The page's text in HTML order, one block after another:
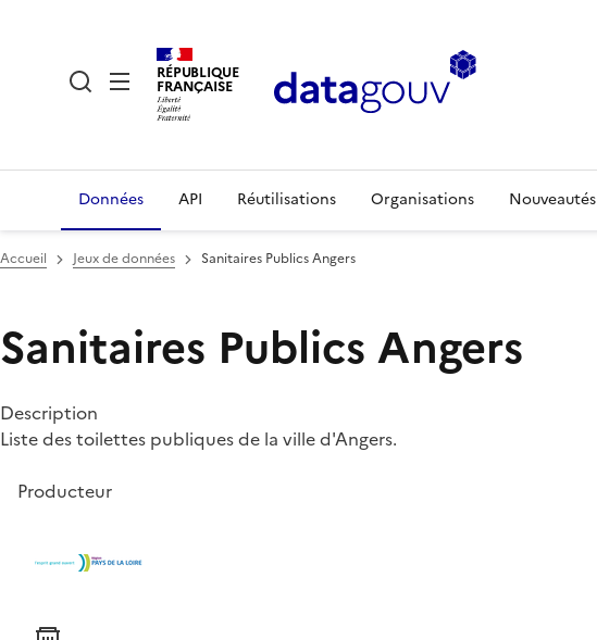
RÉPUBLIQUE
FRANÇAISE
Données API Réutilisations Organisations Nouveautés
Accueil Jeux de données Sanitaires Publics Angers
Sanitaires Publics Angers
Description
Liste des toilettes publiques de la ville d'Angers.
Producteur